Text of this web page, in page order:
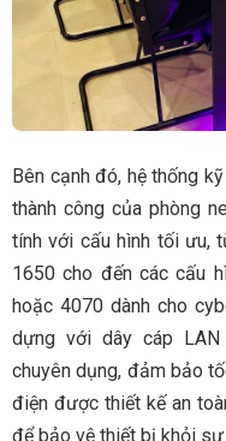
Bên cạnh đó, hệ thống
thành công của phòng
tính với cấu hình tối ưu,
1650 cho đến các cấu
hoặc 4070 dành cho
dựng với dây cáp
chuyên dụng, đảm bảo
điện được thiết kế an
để bảo vệ thiết bị khỏi